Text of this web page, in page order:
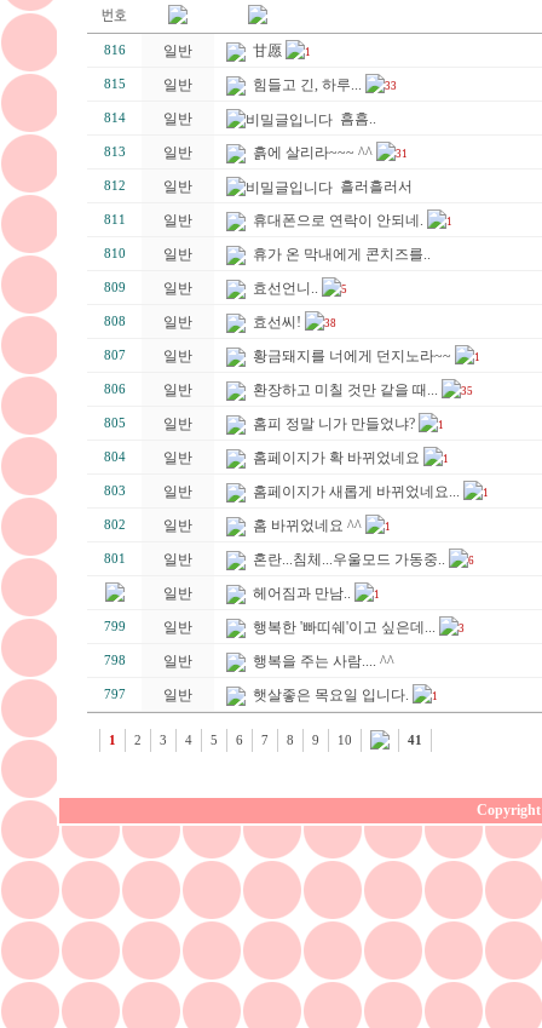
816 일반 甘愿 1
815 일반 힘들고 긴, 하루... 33
814 일반 흠흠..
813 일반 흙에 살리라~~~ ^^ 31
812 일반 흘러흘러서
811 일반 휴대폰으로 연락이 안되네. 1
810 일반 휴가 온 막내에게 콘치즈를..
809 일반 효선언니.. 5
808 일반 효선씨! 38
807 일반 황금돼지를 너에게 던지노라~~ 1
806 일반 환장하고 미칠 것만 같을 때... 35
805 일반 홈피 정말 니가 만들었냐? 1
804 일반 홈페이지가 확 바뀌었네요 1
803 일반 홈페이지가 새롭게 바뀌었네요... 1
802 일반 홈 바뀌었네요 ^^ 1
801 일반 혼란...침체...우울모드 가동중.. 6
일반 헤어짐과 만남.. 1
799 일반 행복한 '빠띠쉐'이고 싶은데... 3
798 일반 행복을 주는 사람.... ^^
797 일반 햇살좋은 목요일 입니다. 1
1 2 3 4 5 6 7 8 9 10 41
Copyright